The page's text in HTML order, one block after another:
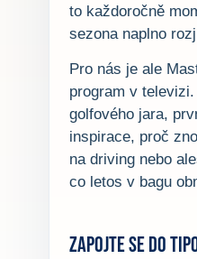
to každoročně
sezona naplno
Pro nás je ale
program v
golfového jara,
inspirace, proč
na driving nebo
co letos v bagu
Zapojte se do